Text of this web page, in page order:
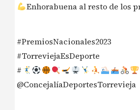
Enhorabuena al resto de los
#PremiosNacionales2023
#TorreviejaEsDeporte
#
@ConcejalíaDeportesTorrevieja